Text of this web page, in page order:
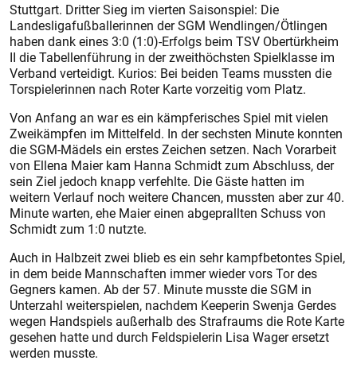
Stuttgart. Dritter Sieg im vierten Saisonspiel: Die
Landesligafuß­ballerinnen der SGM Wendlingen/­Ötlingen
haben dank eines 3:0 (1:0)-Erfolgs beim TSV Obertürkheim
II die Tabellenführung in der zweithöchsten Spielklasse im
Verband verteidigt. Kurios: Bei beiden Teams mussten die
Torspielerinnen nach Roter Karte vorzeitig vom Platz.
Von Anfang an war es ein kämpferisches Spiel mit vielen
Zweikämpfen im Mittelfeld. In der sechsten Minute konnten
die SGM-Mädels ein erstes Zeichen setzen. Nach Vorarbeit
von Ellena Maier kam Hanna Schmidt zum Abschluss, der
sein Ziel jedoch knapp verfehlte. Die Gäste hatten im
weitern Verlauf noch weitere Chancen, mussten aber zur 40.
Minute warten, ehe Maier einen abgeprallten Schuss von
Schmidt zum 1:0 nutzte.
Auch in Halbzeit zwei blieb es ein sehr kampfbetontes Spiel,
in dem beide Mannschaften immer wieder vors Tor des
Gegners kamen. Ab der 57. Minute musste die SGM in
Unterzahl weiterspielen, nachdem Keeperin Swenja Gerdes
wegen Handspiels außerhalb des Strafraums die Rote Karte
gesehen hatte und durch Feldspielerin Lisa Wager ersetzt
werden musste.